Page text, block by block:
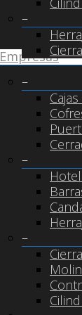
–
Empresas
–
–
–